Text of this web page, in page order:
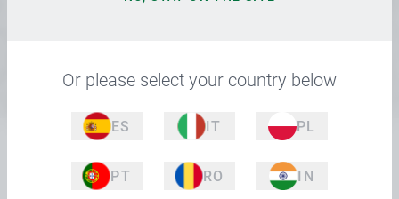
Or please select your country below
ES IT PL
PT RO IN